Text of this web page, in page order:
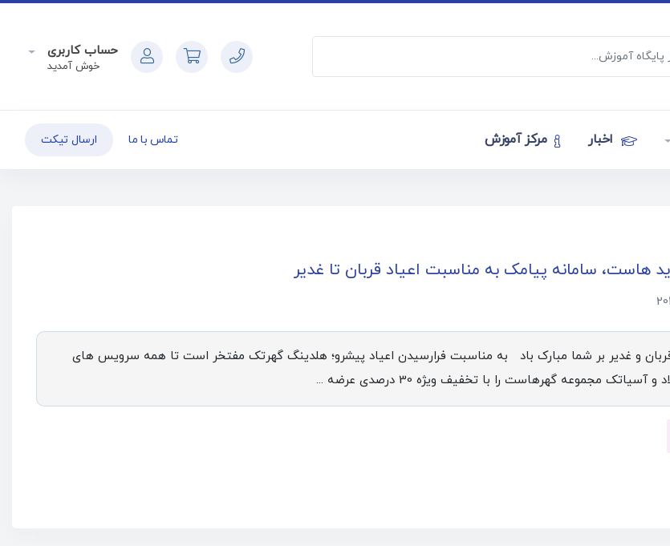
حساب کاربری
خوش آمدید
اخبار مرکز آموزش تماس با ما ارسال تیکت
هاست، سامانه پیامک به مناسبت اعیاد قربان تا غدیر
و غدیر بر شما مبارک باد به مناسبت فرارسیدن اعیاد پیشرو؛ هلدینگ گهرتک مفتخر است تا همه سرویس های
آسیاتک مجموعه گهرهاست را با تخفیف ویژه 30 درصدی عرضه ...